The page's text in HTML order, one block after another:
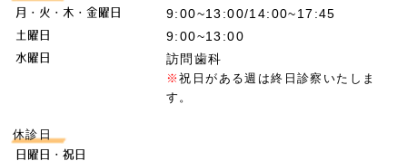
月・火・木・金曜日 9:00~13:00/14:00~17:45
土曜日 9:00~13:00
水曜日 訪問歯科
※祝日がある週は終日診察いたしま
す。
休診日
日曜日・祝日